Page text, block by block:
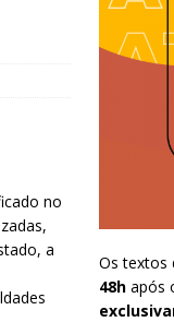
no
a
Os textos
48hapós